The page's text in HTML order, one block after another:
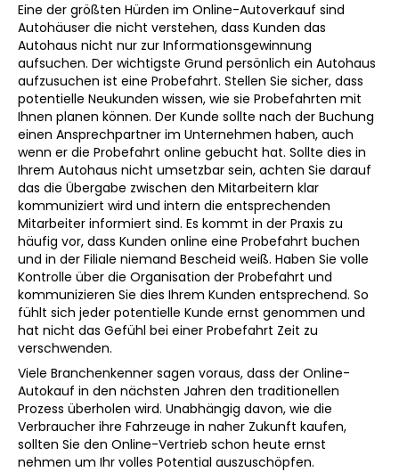
Eine der größten Hürden im Online-Autoverkauf sind
Autohäuser die nicht verstehen, dass Kunden das
Autohaus nicht nur zur Informationsgewinnung
aufsuchen. Der wichtigste Grund persönlich ein Autohaus
aufzusuchen ist eine Probefahrt. Stellen Sie sicher, dass
potentielle Neukunden wissen, wie sie Probefahrten mit
Ihnen planen können. Der Kunde sollte nach der Buchung
einen Ansprechpartner im Unternehmen haben, auch
wenn er die Probefahrt online gebucht hat. Sollte dies in
Ihrem Autohaus nicht umsetzbar sein, achten Sie darauf
das die Übergabe zwischen den Mitarbeitern klar
kommuniziert wird und intern die entsprechenden
Mitarbeiter informiert sind. Es kommt in der Praxis zu
häufig vor, dass Kunden online eine Probefahrt buchen
und in der Filiale niemand Bescheid weiß. Haben Sie volle
Kontrolle über die Organisation der Probefahrt und
kommunizieren Sie dies Ihrem Kunden entsprechend. So
fühlt sich jeder potentielle Kunde ernst genommen und
hat nicht das Gefühl bei einer Probefahrt Zeit zu
verschwenden.
Viele Branchenkenner sagen voraus, dass der Online-
Autokauf in den nächsten Jahren den traditionellen
Prozess überholen wird. Unabhängig davon, wie die
Verbraucher ihre Fahrzeuge in naher Zukunft kaufen,
sollten Sie den Online-Vertrieb schon heute ernst
nehmen um Ihr volles Potential auszuschöpfen.